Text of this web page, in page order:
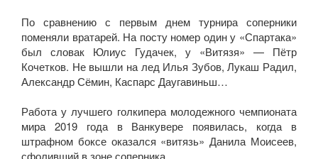
По сравнению с первым днем турнира соперники
поменяли вратарей. На посту номер один у «Спартака»
был словак Юлиус Гудачек, у «Витязя» — Пётр
Кочетков. Не вышли на лед Илья Зубов, Лукаш Радил,
Александр Сёмин, Каспарс Даугавиньш…
Работа у лучшего голкипера молодежного чемпионата
мира 2019 года в Ванкувере появилась, когда в
штрафном боксе оказался «витязь» Данила Моисеев,
сфоливший в зоне соперника.